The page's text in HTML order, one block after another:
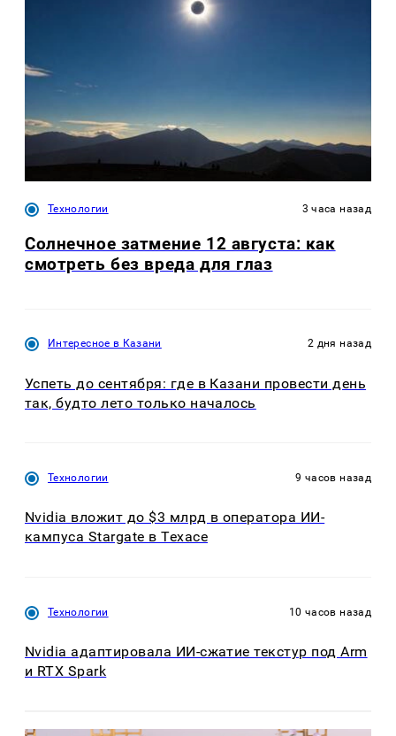
Технологии 3 часа назад
Солнечное затмение 12 августа: как
смотреть без вреда для глаз
Интересное в Казани 2 дня назад
Успеть до сентября: где в Казани провести день
так, будто лето только началось
Технологии 9 часов назад
Nvidia вложит до $3 млрд в оператора ИИ-
кампуса Stargate в Техасе
Технологии 10 часов назад
Nvidia адаптировала ИИ-сжатие текстур под Arm
и RTX Spark